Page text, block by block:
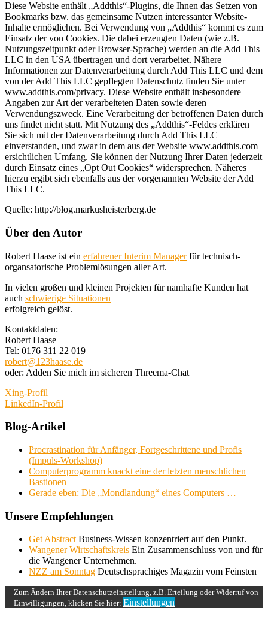
Diese Website enthält „Addthis“-Plugins, die Ihnen das Setzen von
Bookmarks bzw. das gemeinsame Nutzen interessanter Website-
Inhalte ermöglichen. Bei Verwendung von „Addthis“ kommt es zum
Einsatz der von Cookies. Die dabei erzeugten Daten (wie z.B.
Nutzungszeitpunkt oder Browser-Sprache) werden an die Add This
LLC in den USA übertragen und dort verarbeitet. Nähere
Informationen zur Datenverarbeitung durch Add This LLC und dem
von der Add This LLC gepflegten Datenschutz finden Sie unter
www.addthis.com/privacy. Diese Website enthält insbesondere
Angaben zur Art der verarbeiteten Daten sowie deren
Verwendungszweck. Eine Verarbeitung der betroffenen Daten durch
uns findet nicht statt. Mit Nutzung des „Addthis“-Feldes erklären
Sie sich mit der Datenverarbeitung durch Add This LLC
einverstanden, und zwar in dem aus der Website www.addthis.com
ersichtlichen Umfang. Sie können der Nutzung Ihrer Daten jederzeit
durch Einsatz eines „Opt Out Cookies“ widersprechen. Näheres
hierzu ergibt sich ebenfalls aus der vorgenannten Website der Add
This LLC.
Quelle: http://blog.markusheisterberg.de
Über den Autor
Robert Haase ist ein erfahrener Interim Managerfür technisch-
organsatorische Problemlösungen aller Art.
In vielen großen und kleinen Projekten für namhafte Kunden hat
auch schwierige Situationen
erfolgreich gelöst.
Kontaktdaten:
Robert Haase
Tel: 0176 311 22 019
robert@123haase.de
oder: Adden Sie mich im sicheren Threema-Chat
Xing-Profil
LinkedIn-Profil
Blog-Artikel
Procrastination für Anfänger, Fortgeschrittene und Profis
(Impuls-Workshop)
Computerprogramm knackt eine der letzten menschlichen
Bastionen
Gerade eben: Die „Mondlandung“ eines Computers …
Unsere Empfehlungen
Get AbstractBusiness-Wissen konzentriert auf den Punkt.
Wangener Wirtschaftskreis Ein Zusammenschluss von und für
die Wangener Unternehmen.
NZZ am Sonntag Deutschsprachiges Magazin vom Feinsten
Zum Ändern Ihrer Datenschutzeinstellung, z.B. Erteilung oder Widerruf von
Einwilligungen, klicken Sie hier: Einstellungen